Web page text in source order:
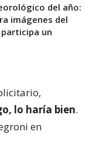
del año:
imágenes del
un
lo haría bien.
en